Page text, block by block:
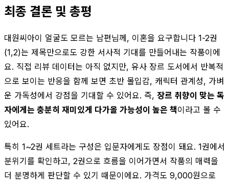
최종 결론 및 총평
대원씨아이 얼굴도 모르는 남편님께, 이혼을 요구합니다 1-2권
(1,2)는 제목만으로도 강한 서사적 기대를 만들어내는 작품이에
요. 직접 리뷰 데이터는 아직 없지만, 유사 장르 도서에서 반복적
으로 보이는 반응을 함께 보면 초반 몰입감, 캐릭터 관계성, 가벼
운 가독성에서 강점을 기대할 수 있어요. 즉, 장르 취향이 맞는 독
자에게는 충분히 재미있게 다가올 가능성이 높은 책이라고 볼 수
있어요.
특히 1~2권 세트라는 구성은 입문자에게도 장점이 돼요. 1권에서
분위기를 확인하고, 2권으로 흐름을 이어가면서 작품의 매력을
더 분명하게 판단할 수 있기 때문이에요. 가격도 9,000원으로